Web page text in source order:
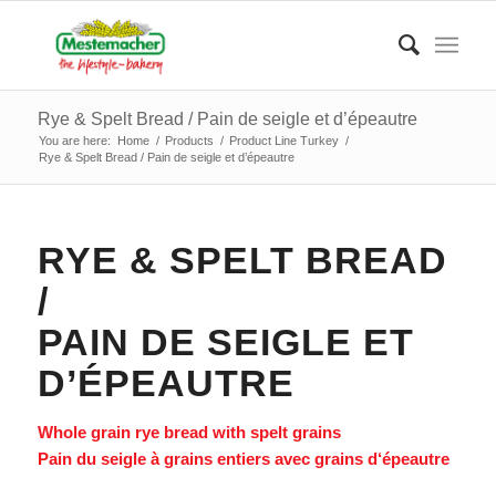
Rye & Spelt Bread / Pain de seigle et d’épeautre
You are here: Home / Products / Product Line Turkey /
Rye & Spelt Bread / Pain de seigle et d’épeautre
RYE & SPELT BREAD
/
PAIN DE SEIGLE ET
D’ÉPEAUTRE
Whole grain rye bread with spelt grains
Pain du seigle à grains entiers avec grains d‘épeautre